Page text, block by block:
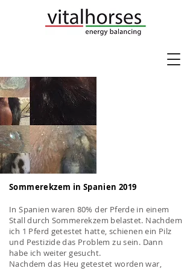
Sommerekzem in Spanien 2019
In Spanien waren 80% der Pferde in einem
Stall durch Sommerekzem belastet. Nachdem
ich 1 Pferd getestet hatte, schienen ein Pilz
und Pestizide das Problem zu sein. Dann
habe ich weiter gesucht.
Nachdem das Heu getestet worden war,